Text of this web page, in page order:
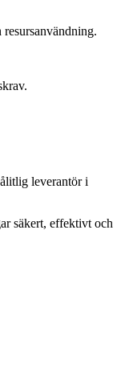
leverantör i
säkert, effektivt och